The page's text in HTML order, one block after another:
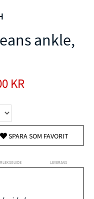
ankle,
KR
SPARA SOM FAVORIT
LEVERANS